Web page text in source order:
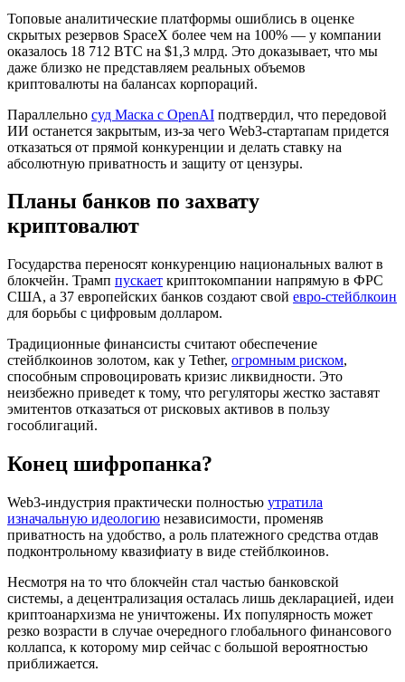
Топовые аналитические платформы ошиблись в оценке
скрытых резервов SpaceX более чем на 100% — у компании
оказалось 18 712 BTC на $1,3 млрд. Это доказывает, что мы
даже близко не представляем реальных объемов
криптовалюты на балансах корпораций.
Параллельно суд Маска с OpenAI подтвердил, что передовой
ИИ останется закрытым, из-за чего Web3-стартапам придется
отказаться от прямой конкуренции и делать ставку на
абсолютную приватность и защиту от цензуры.
Планы банков по захвату
криптовалют
Государства переносят конкуренцию национальных валют в
блокчейн. Трамп пускает криптокомпании напрямую в ФРС
США, а 37 европейских банков создают свой евро-стейблкоин
для борьбы с цифровым долларом.
Традиционные финансисты считают обеспечение
стейблкоинов золотом, как у Tether, огромным риском,
способным спровоцировать кризис ликвидности. Это
неизбежно приведет к тому, что регуляторы жестко заставят
эмитентов отказаться от рисковых активов в пользу
гособлигаций.
Конец шифропанка?
Web3-индустрия практически полностью утратила
изначальную идеологию независимости, променяв
приватность на удобство, а роль платежного средства отдав
подконтрольному квазифиату в виде стейблкоинов.
Несмотря на то что блокчейн стал частью банковской
системы, а децентрализация осталась лишь декларацией, идеи
криптоанархизма не уничтожены. Их популярность может
резко возрасти в случае очередного глобального финансового
коллапса, к которому мир сейчас с большой вероятностью
приближается.